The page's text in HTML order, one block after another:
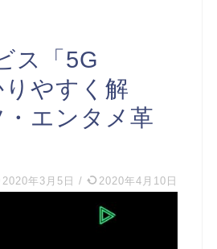
ス「5G
やすく解
エンタメ革
2020年3月5日 / 2020年4月10日